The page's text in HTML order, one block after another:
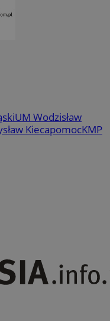
UM Wodzisław
KiecapomocKMP